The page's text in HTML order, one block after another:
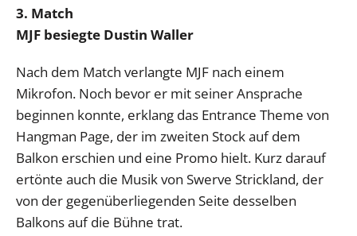
3. Match
MJF besiegte Dustin Waller
Nach dem Match verlangte MJF nach einem
Mikrofon. Noch bevor er mit seiner Ansprache
beginnen konnte, erklang das Entrance Theme von
Hangman Page, der im zweiten Stock auf dem
Balkon erschien und eine Promo hielt. Kurz darauf
ertönte auch die Musik von Swerve Strickland, der
von der gegenüberliegenden Seite desselben
Balkons auf die Bühne trat.